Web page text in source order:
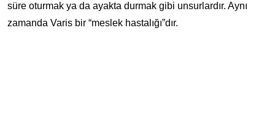
süre oturmak ya da ayakta durmak gibi unsurlardır. Aynı
zamanda Varis bir “meslek hastalığı”dır.